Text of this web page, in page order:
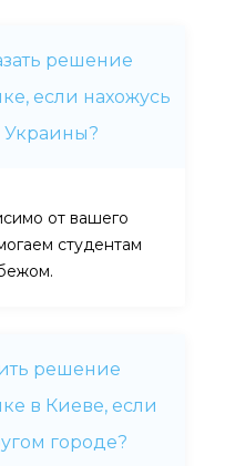
решение
если нахожусь
Украины?
от вашего
студентам
решение
в Киеве, если
городе?